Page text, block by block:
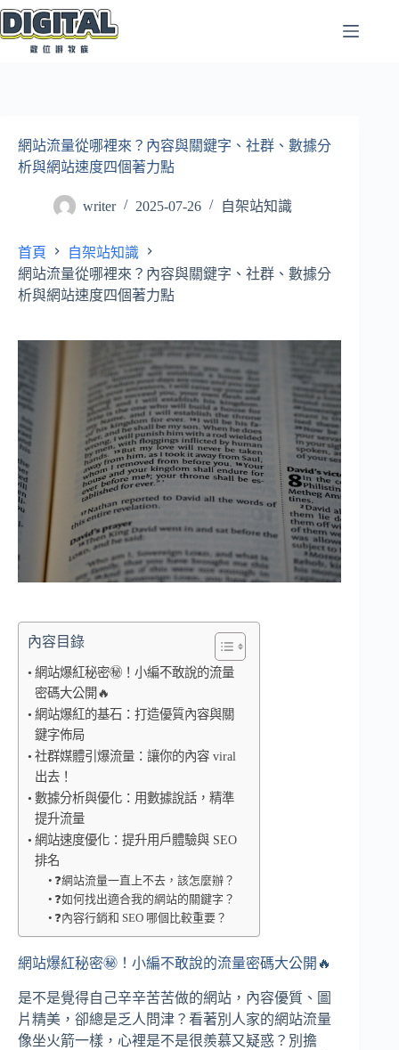
跳
至
網站流量從哪裡來？內容與關鍵字、社群、數據分
析與網站速度四個著力點
writer 2025-07-26 自架站知識
首頁
自架站知識
網站流量從哪裡來？內容與關鍵字、社群、數據分
析與網站速度四個著力點
內容目錄
網站爆紅秘密㊙️！小編不敢說的流量
密碼大公開🔥
網站爆紅的基石：打造優質內容與關
鍵字佈局
社群媒體引爆流量：讓你的內容 viral
出去！
數據分析與優化：用數據說話，精準
提升流量
網站速度優化：提升用戶體驗與 SEO
排名
❓網站流量一直上不去，該怎麼辦？
❓如何找出適合我的網站的關鍵字？
❓內容行銷和 SEO 哪個比較重要？
網站爆紅秘密㊙️！小編不敢說的流量密碼大公開🔥
是不是覺得自己辛辛苦苦做的網站，內容優質、圖
片精美，卻總是乏人問津？看著別人家的網站流量
像坐火箭一樣，心裡是不是很羨慕又疑惑？別擔